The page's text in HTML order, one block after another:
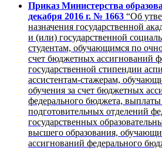
Приказ Министерства
декабря 2016 г. № 1663 “Об
назначения государственной
и (или) государственной
студентам, обучающимся по
счет бюджетных ассигнований
государственной стипендии
ассистентам-стажерам,
обучения за счет бюджетных
федерального бюджета,
подготовительных отделений
государственных
высшего образования,
ассигнований федерального